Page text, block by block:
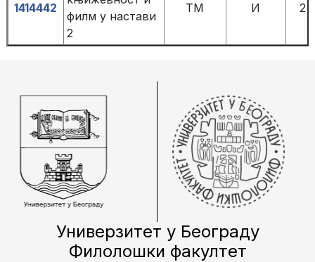
1414442
филм у настави
2
TM И
Универзитет у Београду
Филолошки факултет